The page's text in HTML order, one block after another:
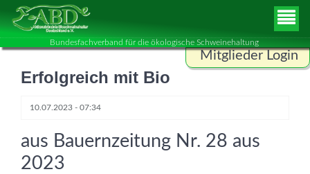
Bundesfachverband für die ökologische Schweinehaltung
Mitglieder Login
Passwort
Erfolgreich mit Bio
10.07.2023 - 07:34
aus Bauernzeitung Nr. 28 aus
2023